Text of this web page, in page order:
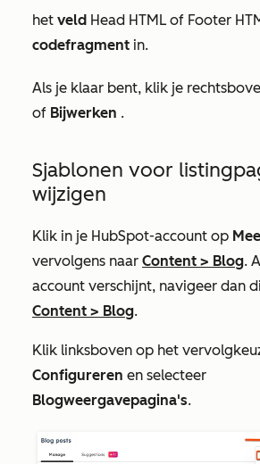
het veld Head HTML of Footer
codefragment in.
Als je klaar bent, klik je
of Bijwerken .
Sjablonen voor
wijzigen
Klik in je HubSpot-account op
vervolgens naar Content > Blog.
account verschijnt, navigeer dan
Content > Blog.
Klik linksboven op het
Configureren en selecteer
Blogweergavepagina's.